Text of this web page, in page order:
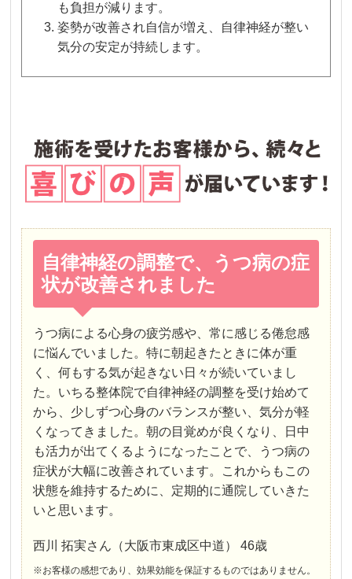
も負担が減ります。
姿勢が改善され自信が増え、自律神経が整い
気分の安定が持続します。
自律神経の調整で、うつ病の症
状が改善されました
うつ病による心身の疲労感や、常に感じる倦怠感
に悩んでいました。特に朝起きたときに体が重
く、何もする気が起きない日々が続いていまし
た。いちる整体院で自律神経の調整を受け始めて
から、少しずつ心身のバランスが整い、気分が軽
くなってきました。朝の目覚めが良くなり、日中
も活力が出てくるようになったことで、うつ病の
症状が大幅に改善されています。これからもこの
状態を維持するために、定期的に通院していきた
いと思います。
西川 拓実さん（大阪市東成区中道） 46歳
※お客様の感想であり、効果効能を保証するものではありません。